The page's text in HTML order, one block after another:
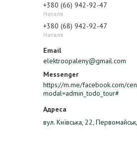
+380 (66) 942-92-47
Наталя
+380 (68) 942-92-47
Наталя
elektroopaleny@gmail.com
https://m.me/facebook.com/
modal=admin_todo_tour#
вул. Київська, 22,